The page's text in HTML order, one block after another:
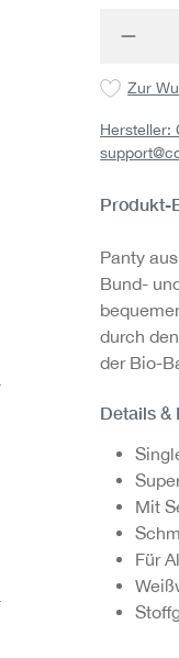
Zur
Hersteller:
Produkt-
Panty
Bund-
durch
der Bio-
Details &
Mit
Für
Baumwolle,